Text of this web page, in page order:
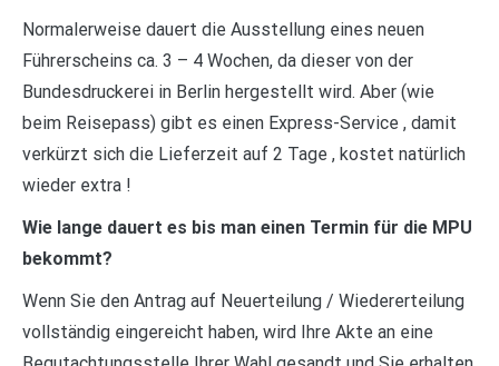
Normalerweise dauert die Ausstellung eines neuen
Führerscheins ca. 3 – 4 Wochen, da dieser von der
Bundesdruckerei in Berlin hergestellt wird. Aber (wie
beim Reisepass) gibt es einen Express-Service , damit
verkürzt sich die Lieferzeit auf 2 Tage , kostet natürlich
wieder extra !
Wie lange dauert es bis man einen Termin für die MPU
bekommt?
Wenn Sie den Antrag auf Neuerteilung / Wiedererteilung
vollständig eingereicht haben, wird Ihre Akte an eine